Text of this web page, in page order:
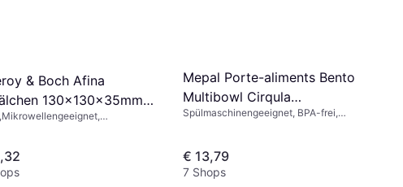
& Boch Afina
130x130x35mm
Servierschale 13cm
Mepal Porte-aliments Bento
Multibowl Cirqula
Servierschale
Spülmaschinengeeignet, BPA-frei,
€ 13,79
7 Shops